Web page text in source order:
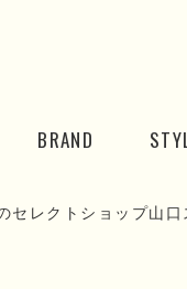
BRAND
セレクトショップ山口